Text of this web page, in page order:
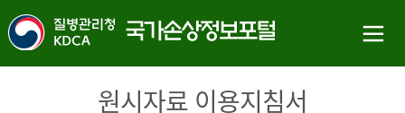
원시자료 이용지침서